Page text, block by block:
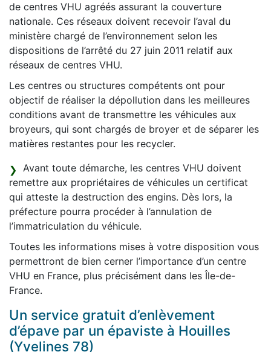
de centres VHU agréés assurant la couverture
nationale. Ces réseaux doivent recevoir l’aval du
ministère chargé de l’environnement selon les
dispositions de l’arrêté du 27 juin 2011 relatif aux
réseaux de centres VHU.
Les centres ou structures compétents ont pour
objectif de réaliser la dépollution dans les meilleures
conditions avant de transmettre les véhicules aux
broyeurs, qui sont chargés de broyer et de séparer les
matières restantes pour les recycler.
Avant toute démarche, les centres VHU doivent
remettre aux propriétaires de véhicules un certificat
qui atteste la destruction des engins. Dès lors, la
préfecture pourra procéder à l’annulation de
l’immatriculation du véhicule.
Toutes les informations mises à votre disposition vous
permettront de bien cerner l’importance d’un centre
VHU en France, plus précisément dans les Île-de-
France.
Un service gratuit d’enlèvement
d’épave par un épaviste à Houilles
(Yvelines 78)